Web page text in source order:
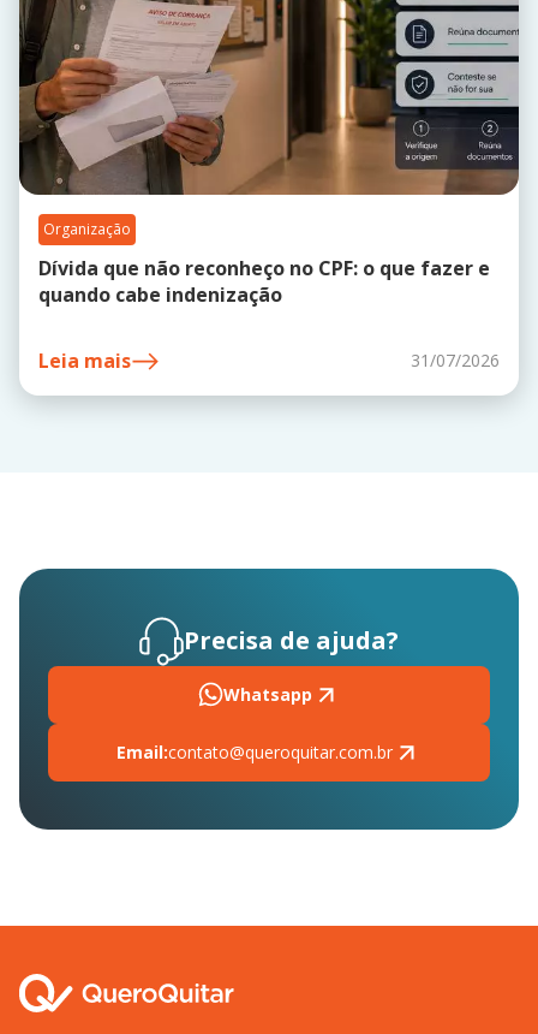
Organização
Dívida que não reconheço no CPF: o que fazer e
quando cabe indenização
Leia mais 31/07/2026
Precisa de ajuda?
Whatsapp
Email:contato@queroquitar.com.br